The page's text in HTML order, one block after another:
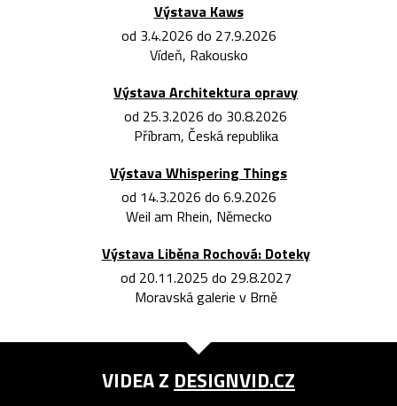
Výstava Kaws
od 3.4.2026 do 27.9.2026
Vídeň, Rakousko
Výstava Architektura opravy
od 25.3.2026 do 30.8.2026
Příbram, Česká republika
Výstava Whispering Things
od 14.3.2026 do 6.9.2026
Weil am Rhein, Německo
Výstava Liběna Rochová: Doteky
od 20.11.2025 do 29.8.2027
Moravská galerie v Brně
VIDEA Z DESIGNVID.CZ